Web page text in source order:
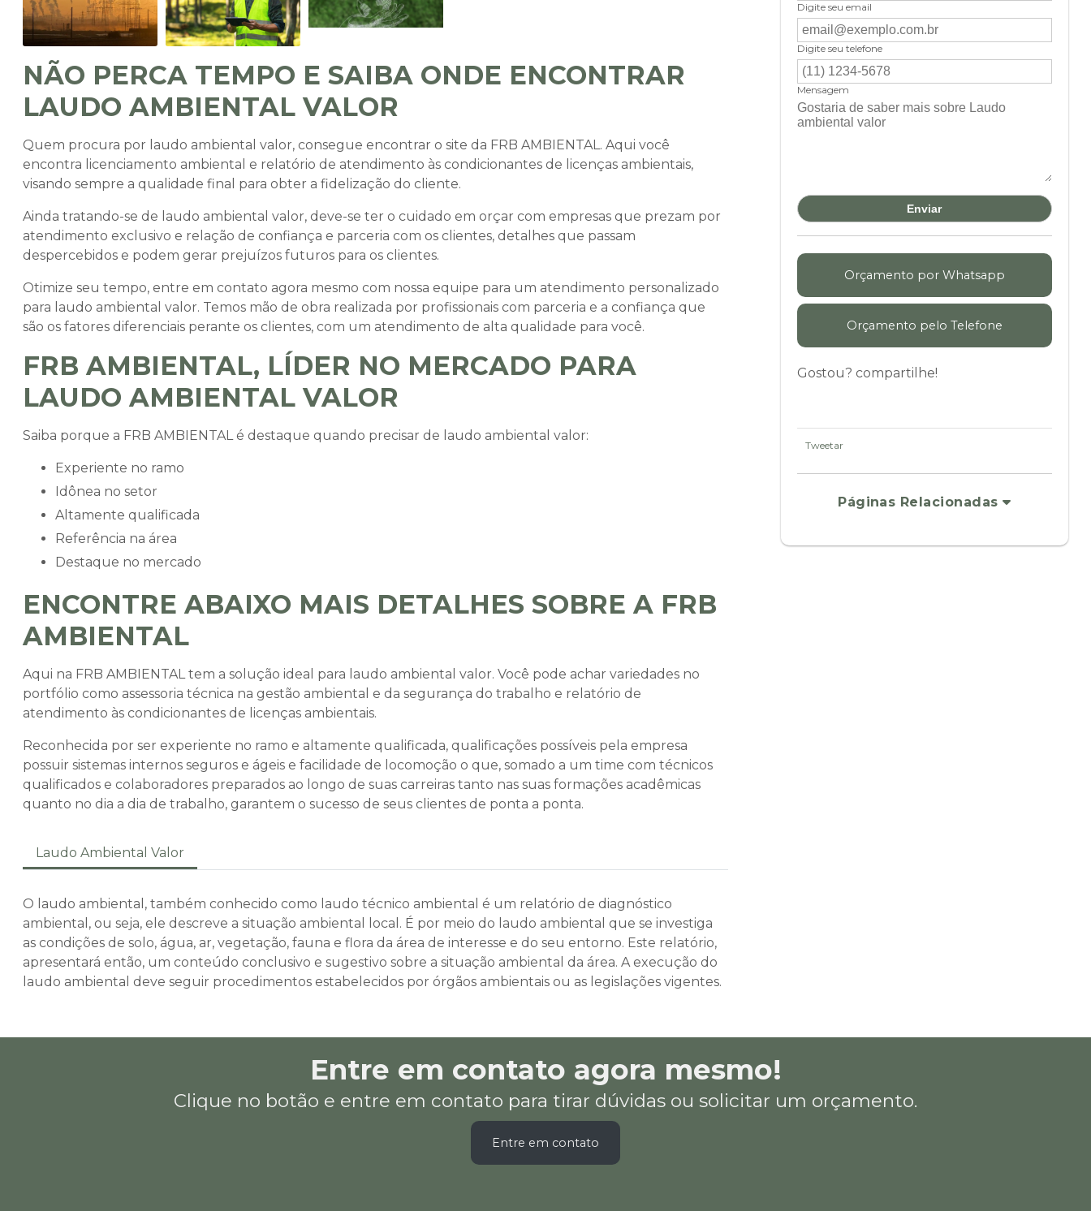
NÃO PERCA TEMPO E SAIBA ONDE ENCONTRAR
LAUDO AMBIENTAL VALOR
Quem procura por laudo ambiental valor, consegue encontrar o site da FRB AMBIENTAL. Aqui você
encontra licenciamento ambiental e relatório de atendimento às condicionantes de licenças ambientais,
visando sempre a qualidade final para obter a fidelização do cliente.
Ainda tratando-se de laudo ambiental valor, deve-se ter o cuidado em orçar com empresas que prezam por
atendimento exclusivo e relação de confiança e parceria com os clientes, detalhes que passam
despercebidos e podem gerar prejuízos futuros para os clientes.
Otimize seu tempo, entre em contato agora mesmo com nossa equipe para um atendimento personalizado
para laudo ambiental valor. Temos mão de obra realizada por profissionais com parceria e a confiança que
são os fatores diferenciais perante os clientes, com um atendimento de alta qualidade para você.
FRB AMBIENTAL, LÍDER NO MERCADO PARA
LAUDO AMBIENTAL VALOR
Saiba porque a FRB AMBIENTAL é destaque quando precisar de laudo ambiental valor:
experiente no ramo
idônea no setor
altamente qualificada
referência na área
destaque no mercado
ENCONTRE ABAIXO MAIS DETALHES SOBRE A FRB
AMBIENTAL
Aqui na FRB AMBIENTAL tem a solução ideal para laudo ambiental valor. Você pode achar variedades no
portfólio como assessoria técnica na gestão ambiental e da segurança do trabalho e relatório de
atendimento às condicionantes de licenças ambientais.
Reconhecida por ser experiente no ramo e altamente qualificada, qualificações possíveis pela empresa
possuir sistemas internos seguros e ágeis e facilidade de locomoção o que, somado a um time com técnicos
qualificados e colaboradores preparados ao longo de suas carreiras tanto nas suas formações acadêmicas
quanto no dia a dia de trabalho, garantem o sucesso de seus clientes de ponta a ponta.
Laudo Ambiental Valor
O laudo ambiental, também conhecido como laudo técnico ambiental é um relatório de diagnóstico
ambiental, ou seja, ele descreve a situação ambiental local. É por meio do laudo ambiental que se investiga
as condições de solo, água, ar, vegetação, fauna e flora da área de interesse e do seu entorno. Este relatório,
apresentará então, um conteúdo conclusivo e sugestivo sobre a situação ambiental da área. A execução do
laudo ambiental deve seguir procedimentos estabelecidos por órgãos ambientais ou as legislações vigentes.
Digite seu email
Digite seu telefone
Mensagem
Orçamento por Whatsapp
Orçamento pelo Telefone
Gostou? compartilhe!
Tweetar
Páginas Relacionadas
Entre em contato agora mesmo!
Clique no botão e entre em contato para tirar dúvidas ou solicitar um orçamento.
Entre em contato